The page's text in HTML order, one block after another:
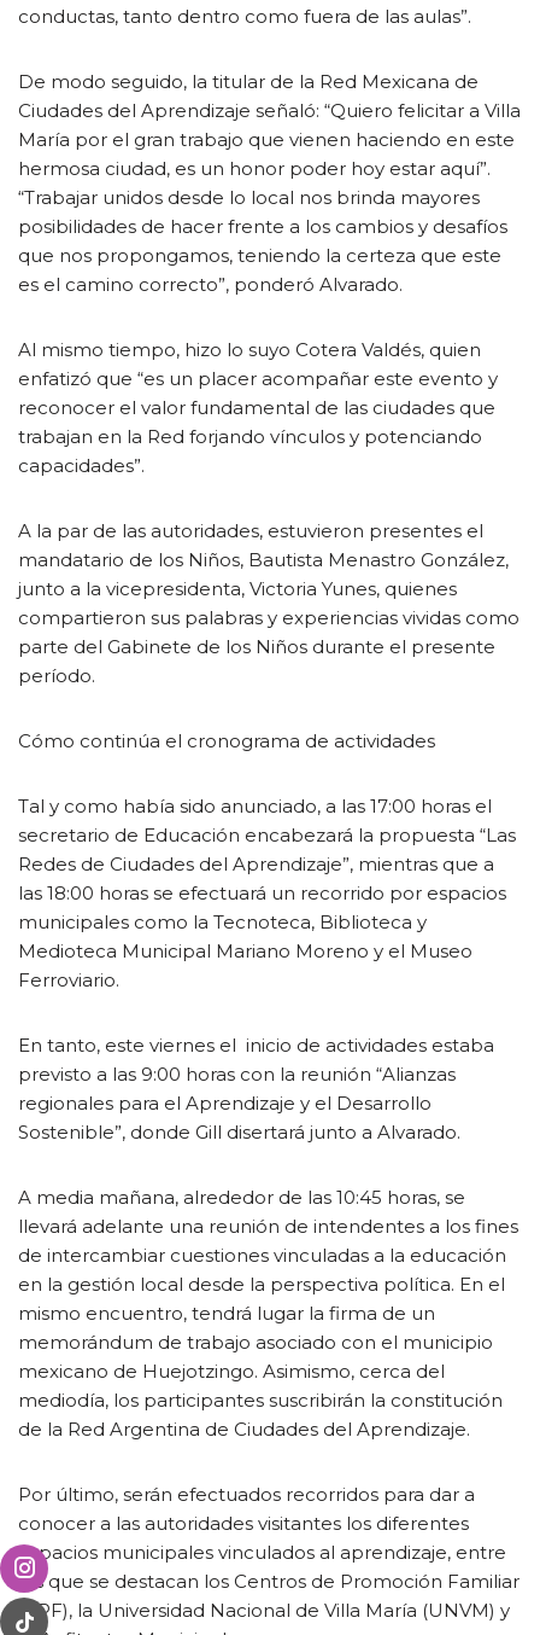
conductas, tanto dentro como fuera de las aulas”.
De modo seguido, la titular de la Red Mexicana de
Ciudades del Aprendizaje señaló: “Quiero felicitar a Villa
María por el gran trabajo que vienen haciendo en este
hermosa ciudad, es un honor poder hoy estar aquí”.
“Trabajar unidos desde lo local nos brinda mayores
posibilidades de hacer frente a los cambios y desafíos
que nos propongamos, teniendo la certeza que este
es el camino correcto”, ponderó Alvarado.
Al mismo tiempo, hizo lo suyo Cotera Valdés, quien
enfatizó que “es un placer acompañar este evento y
reconocer el valor fundamental de las ciudades que
trabajan en la Red forjando vínculos y potenciando
capacidades”.
A la par de las autoridades, estuvieron presentes el
mandatario de los Niños, Bautista Menastro González,
junto a la vicepresidenta, Victoria Yunes, quienes
compartieron sus palabras y experiencias vividas como
parte del Gabinete de los Niños durante el presente
período.
Cómo continúa el cronograma de actividades
Tal y como había sido anunciado, a las 17:00 horas el
secretario de Educación encabezará la propuesta “Las
Redes de Ciudades del Aprendizaje”, mientras que a
las 18:00 horas se efectuará un recorrido por espacios
municipales como la Tecnoteca, Biblioteca y
Medioteca Municipal Mariano Moreno y el Museo
Ferroviario.
En tanto, este viernes el inicio de actividades estaba
previsto a las 9:00 horas con la reunión “Alianzas
regionales para el Aprendizaje y el Desarrollo
Sostenible”, donde Gill disertará junto a Alvarado.
A media mañana, alrededor de las 10:45 horas, se
llevará adelante una reunión de intendentes a los fines
de intercambiar cuestiones vinculadas a la educación
en la gestión local desde la perspectiva política. En el
mismo encuentro, tendrá lugar la firma de un
memorándum de trabajo asociado con el municipio
mexicano de Huejotzingo. Asimismo, cerca del
mediodía, los participantes suscribirán la constitución
de la Red Argentina de Ciudades del Aprendizaje.
Por último, serán efectuados recorridos para dar a
conocer a las autoridades visitantes los diferentes
espacios municipales vinculados al aprendizaje, entre
los que se destacan los Centros de Promoción Familiar
(CPF), la Universidad Nacional de Villa María (UNVM) y